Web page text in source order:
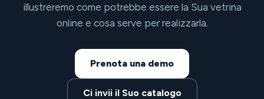
illustreremo come potrebbe essere la Sua vetrina
online e cosa serve per realizzarla.
Prenota una demo
Ci invii il Suo catalogo